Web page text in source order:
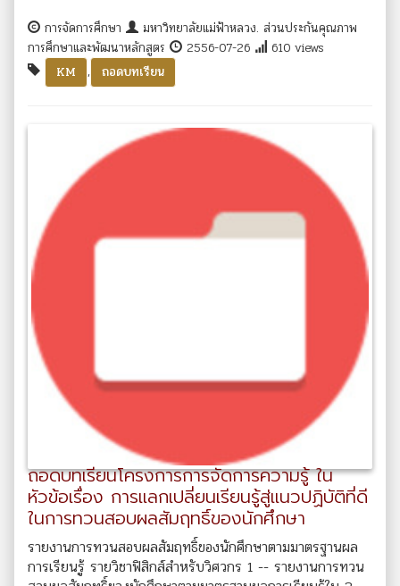
การจัดการศึกษา
มหาวิทยาลัยแม่ฟ้าหลวง. ส่วนประกันคุณภาพ
การศึกษาและพัฒนาหลักสูตร
2556-07-26
610 views
KM
, ถอดบทเรียน
ถอดบทเรียนโครงการการจัดการความรู้ ใน
หัวข้อเรื่อง การแลกเปลี่ยนเรียนรู้สู่แนวปฏิบัติที่ดี
ในการทวนสอบผลสัมฤทธิ์ของนักศึกษา
รายงานการทวนสอบผลสัมฤทธิ์ของนักศึกษาตามมาตรฐานผล
การเรียนรู้ รายวิชาฟิสิกส์สำหรับวิศวกร 1 -- รายงานการทวน